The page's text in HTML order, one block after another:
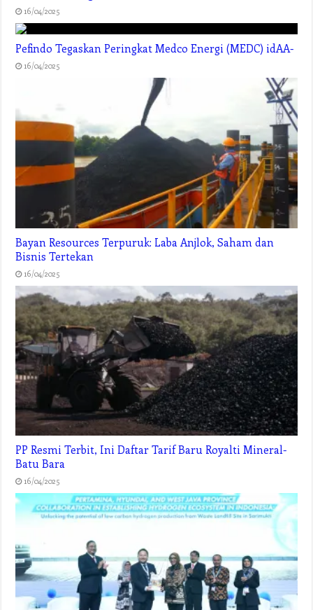
16/04/2025
Pefindo Tegaskan Peringkat Medco Energi (MEDC) idAA-
16/04/2025
Bayan Resources Terpuruk: Laba Anjlok, Saham dan
Bisnis Tertekan
16/04/2025
PP Resmi Terbit, Ini Daftar Tarif Baru Royalti Mineral-
Batu Bara
16/04/2025